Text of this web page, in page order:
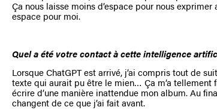
Ça nous laisse moins d’espace pour nous
espace pour moi.
Quel a été votre contact à cette intelligence
Lorsque ChatGPT est arrivé, j’ai compris tout de
texte qui aurait pu être le mien… Ça m’a tellement
écrire d’une manière inattendue mon album. Au
changent de ce que j’ai fait avant.